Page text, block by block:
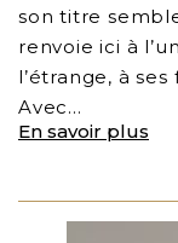
son titre
renvoie ici à
l’étrange, à
Avec…
En savoir plus